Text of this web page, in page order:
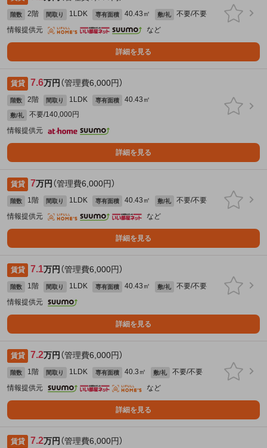
階数 2階 間取り 1LDK 専有面積 40.43㎡ 敷/礼
不要/不要
情報提供元
など
詳細を見る
賃貸 7.6万円 （管理費6,000円）
階数 2階 間取り 1LDK 専有面積 40.43㎡
敷/礼
不要/140,000円
情報提供元
詳細を見る
賃貸 7万円 （管理費6,000円）
階数 1階 間取り 1LDK 専有面積 40.43㎡ 敷/礼
不要/不要
情報提供元
など
詳細を見る
賃貸 7.1万円 （管理費6,000円）
階数 1階 間取り 1LDK 専有面積 40.43㎡ 敷/礼
不要/不要
情報提供元
詳細を見る
賃貸 7.2万円 （管理費6,000円）
階数 1階 間取り 1LDK 専有面積 40.3㎡ 敷/礼
不要/不要
情報提供元
など
詳細を見る
賃貸 7.2万円 （管理費6,000円）